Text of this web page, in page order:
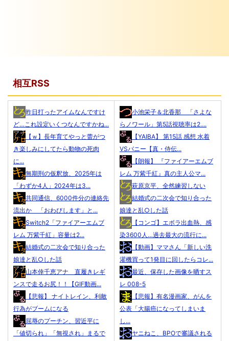
相互RSS
昨日打ったアイムなんですけ
ど…これ設定いくつなんですかね...
【ｗ】長年育てやっと蕾がつ
き楽しみにしてたら動物の死肉
に...
無期刑の仮釈放、2025年は
「わずか4人」2024年は3...
共同通信、6000件分の連絡先
流出か 「おわびします」と...
Switch2「ファイアーエムブ
レム 万紫千紅」容量は2...
結婚式の二次会で知り合った
娘達と乱○した話
山本倖千恵アナ 直履きレギ
ンスで走るお尻！！【GIF動画...
【悲報】 ナイトレイン、利敵
行為がブームになる
屈辱のプーチン、習近平に
「値切られ」「無視され」まるで
小池栄子＆北香那 「さよな
らノワール」第5話視聴率は2....
【YAIBA】 第15話 感想 水着
VSバニー【真・侍伝...
【朗報】 『ファイアーエムブ
レム 万紫千紅』真の主人公マ...
萩原京平、全然練習しない
結婚式の二次会で知り合った
娘達と乱○した話
【コンゴ】エボラ出血熱、感
染3600人…過去最大の流行に...
【動画】ママさん「新しい洗
濯機買って1発目に回したらコレ...
最近、保存した画像を晒すス
レ 008-5
【悲報】有名漫画家、がんを
公表「大腸癌になってしまいま
し...
ヤニねこ、BPOで審議される